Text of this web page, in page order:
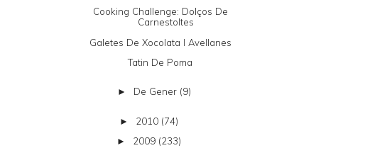
Cooking Challenge: Dolços De
Carnestoltes
Galetes De Xocolata I Avellanes
Tatin De Poma
► De Gener (9)
► 2010 (74)
► 2009 (233)